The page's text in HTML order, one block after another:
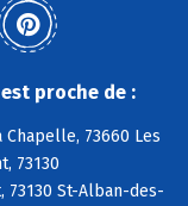
proche de :
Chapelle, 73660 Les
73130
73130 St-Alban-des-